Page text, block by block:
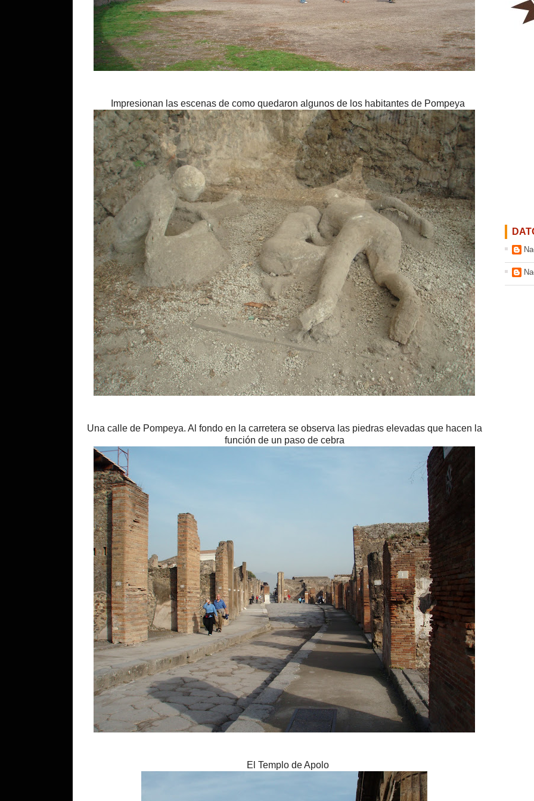
Impresionan las escenas de como quedaron algunos de los habitantes de Pompeya
Una calle de Pompeya. Al fondo en la carretera se observa las piedras elevadas que hacen la
función de un paso de cebra
El Templo deApolo